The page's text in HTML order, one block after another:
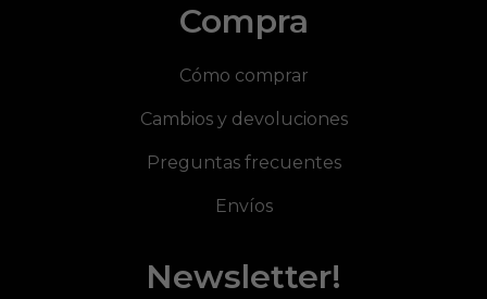
Compra
Cómo comprar
Cambios y devoluciones
Preguntas frecuentes
Envíos
Newsletter!